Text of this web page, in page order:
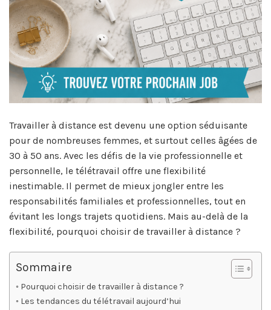
Travailler à distance est devenu une option séduisante
pour de nombreuses femmes, et surtout celles âgées de
30 à 50 ans. Avec les défis de la vie professionnelle et
personnelle, le télétravail offre une flexibilité
inestimable. Il permet de mieux jongler entre les
responsabilités familiales et professionnelles, tout en
évitant les longs trajets quotidiens. Mais au-delà de la
flexibilité, pourquoi choisir de travailler à distance ?
Sommaire
Pourquoi choisir de travailler à distance ?
Les tendances du télétravail aujourd’hui